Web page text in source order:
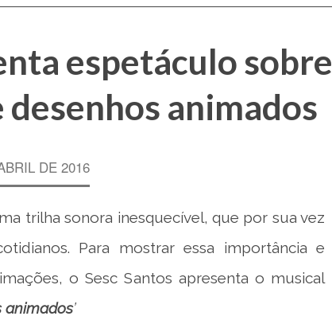
espetáculo sobre
animados
DE 2016
trilha sonora inesquecível, que por sua vez
Para mostrar essa importância e
o Sesc Santos apresenta o musical
animados’